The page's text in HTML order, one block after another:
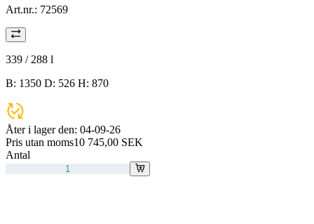
Art.nr.: 72569
339 / 288 l
B: 1350 D: 526 H: 870
Åter i lager den: 04-09-26
Pris utan moms10 745,00 SEK
Antal